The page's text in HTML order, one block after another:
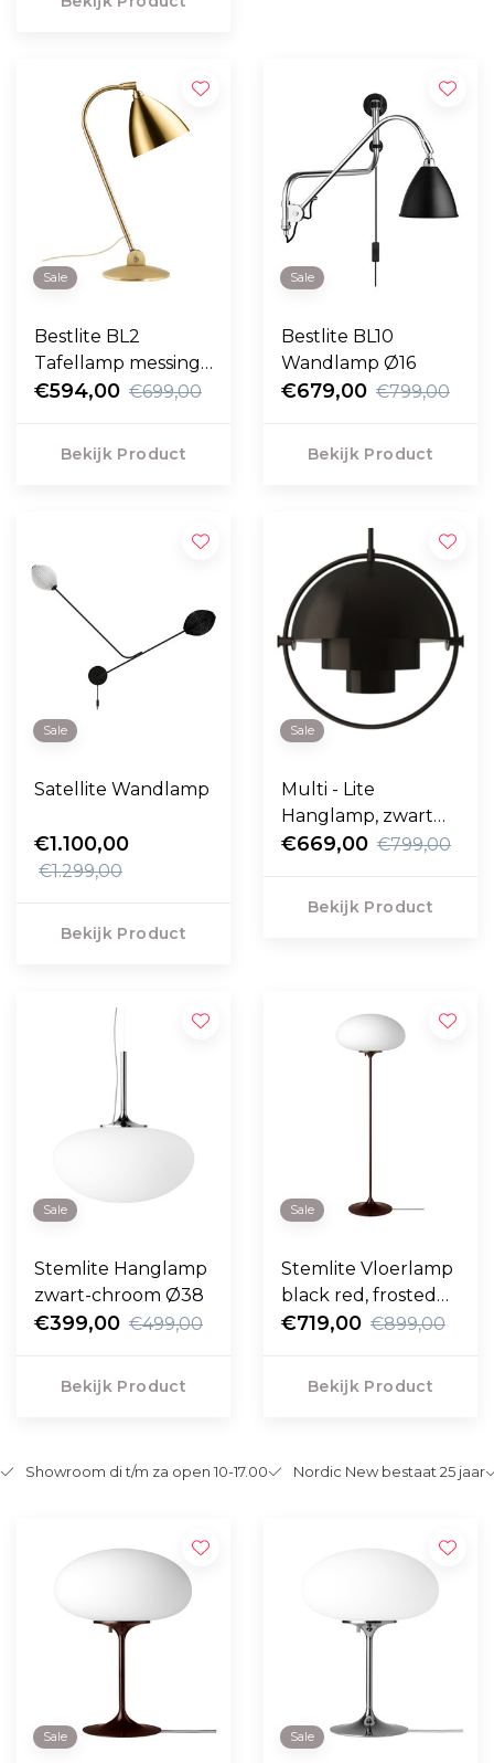
Sale
Bestlite BL2
Tafellamp messing -
messing Ø16
€594,00 €699,00
Bekijk Product
Sale
Bestlite BL10
Wandlamp Ø16
€679,00 €799,00
Bekijk Product
Sale
Satellite Wandlamp
€1.100,00
€1.299,00
Bekijk Product
Sale
Multi - Lite
Hanglamp, zwart
messing
€669,00 €799,00
Bekijk Product
Sale
Stemlite Hanglamp
zwart-chroom Ø38
€399,00 €499,00
Bekijk Product
Sale
Stemlite Vloerlamp
black red, frosted
glass H110
€719,00 €899,00
Bekijk Product
Showroom di t/m za open 10-17.00 Nordic New bestaat 25 jaar
Sale Sale